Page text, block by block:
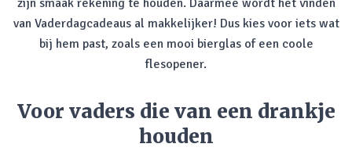
zijn smaak rekening te houden. Daarmee wordt het vinden
van Vaderdagcadeaus al makkelijker! Dus kies voor iets wat
bij hem past, zoals een mooi bierglas of een coole
flesopener.
Voor vaders die van een drankje
houden